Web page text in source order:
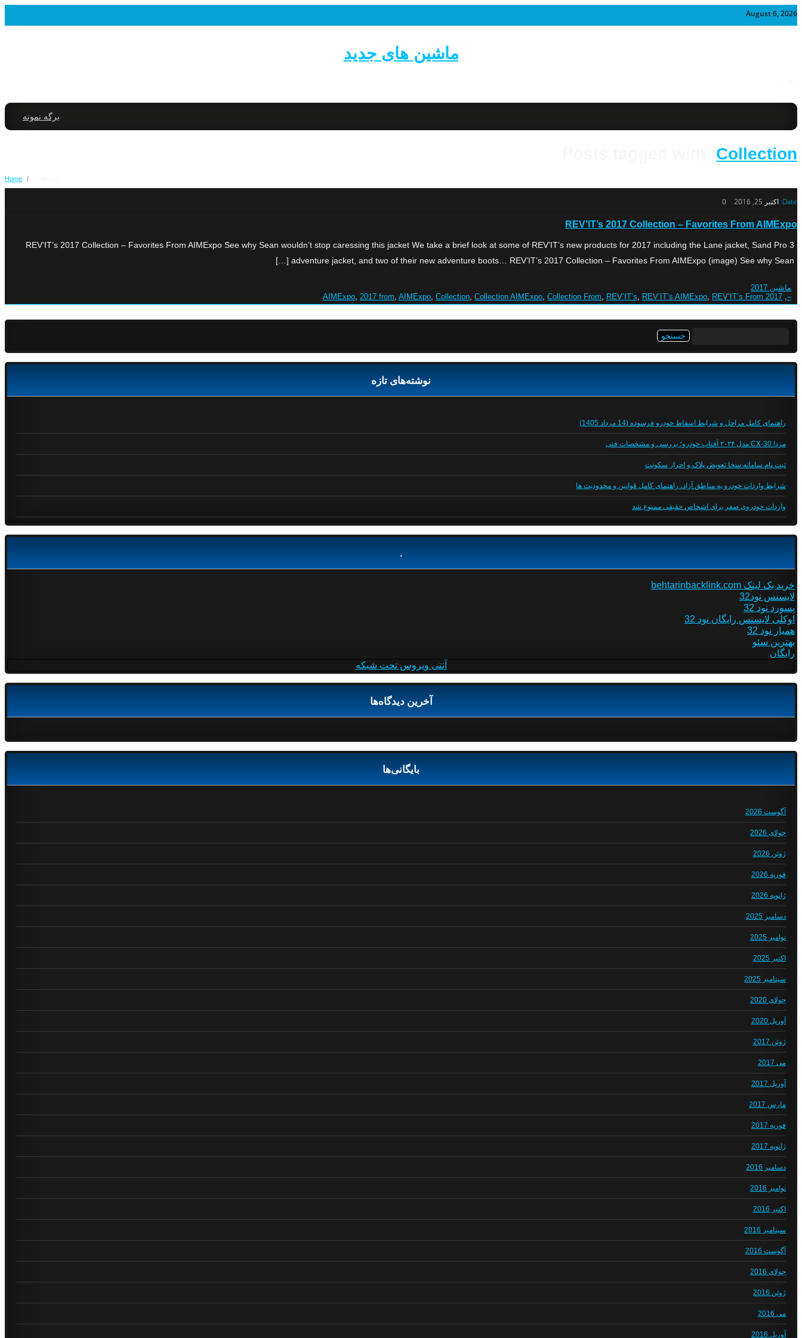
August 6, 2026
ماشین های جدید
برگه نمونه
Collection
Home /
Date: اکتبر 25, 2016 0
REV’IT’s 2017 Collection – Favorites From AIMExpo
REV’IT’s 2017 Collection – Favorites From AIMExpo See why Sean wouldn’t stop caressing this jacket We take a brief look at some of REV’IT’s new products for 2017 including the Lane jacket, Sand Pro 3
adventure jacket, and two of their new adventure boots… REV’IT’s 2017 Collection – Favorites From AIMExpo (image) See why Sean […]
ماشین 2017
–
,
2017 AIMExpo
, 2017 from, AIMExpo, Collection, Collection AIMExpo, Collection From, REV’IT’s, REV’IT’s AIMExpo, REV’IT’s From
نوشته‌های تازه
راهنمای کامل مراحل و شرایط اسقاط خودرو فرسوده (14 مرداد 1405)
مزدا CX-30 مدل ۲۰۲۴ آفتاب خودرو؛ بررسی و مشخصات فنی
ثبت نام سامانه سخا تعویض پلاک و احراز سکونت
شرایط واردات خودرو به مناطق آزاد، راهنمای کامل قوانین و محدودیت ها
واردات خودروی صفر برای اشخاص حقیقی ممنوع شد
.
خرید بک لینک behtarinbacklink.com
لایسنس نود32
پسورد نود 32
اوکلی لایسنس رایگان نود 32
همیار نود 32
بهترین سئو
رایگان
آنتی ویروس تحت شبکه
آخرین دیدگاه‌ها
بایگانی‌ها
آگوست 2026
جولای 2026
ژوئن 2026
فوریه 2026
ژانویه 2026
دسامبر 2025
نوامبر 2025
اکتبر 2025
سپتامبر 2025
جولای 2020
آوریل 2020
ژوئن 2017
می 2017
آوریل 2017
مارس 2017
فوریه 2017
ژانویه 2017
دسامبر 2016
نوامبر 2016
اکتبر 2016
سپتامبر 2016
آگوست 2016
جولای 2016
ژوئن 2016
می 2016
آوریل 2016